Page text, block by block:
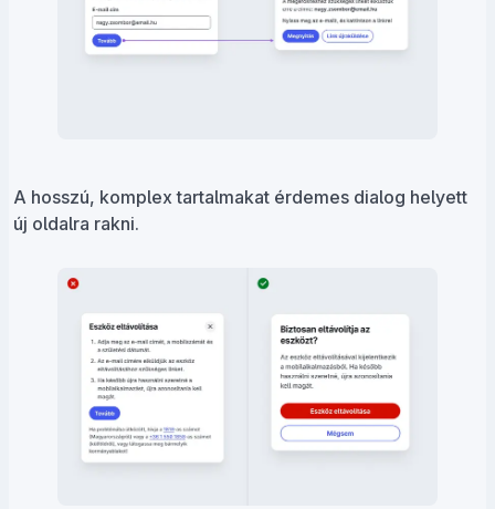
A hosszú, komplex tartalmakat érdemes dialog helyett
új oldalra rakni.